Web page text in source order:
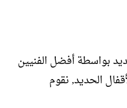
بواسطة أفضل الفنيين
الحديد, نقوم